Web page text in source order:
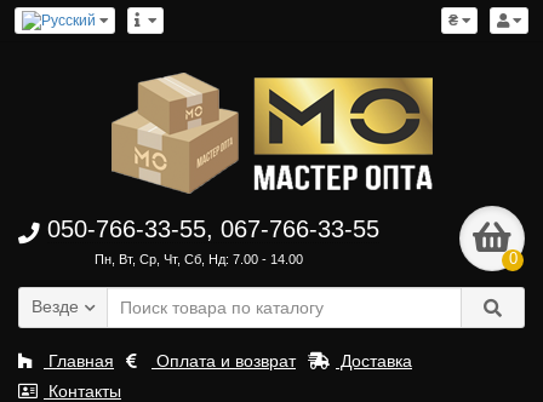
₴
050-766-33-55, 067-766-33-55
Пн, Вт, Ср, Чт, Сб, Нд: 7.00 - 14.00 0
Везде
Главная Оплата и возврат
Доставка
Контакты